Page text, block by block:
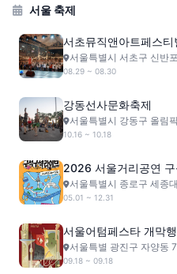
서울 축제
서초뮤직앤아트페스
서울특별시 서초구 신반
08.29 ~ 08.30
강동선사문화축제
서울특별시 강동구 올림
10.16 ~ 10.18
2026 서울거리공연 구
서울특별시 종로구 세종
05.01 ~ 12.31
서울어텀페스타 개막
서울특별 광진구 자양동
09.18 ~ 09.18